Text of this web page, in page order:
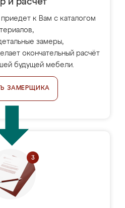
и расчет
к Вам с каталогом
замеры,
окончательный расчёт
будущей мебели.
ЗАМЕРЩИКА